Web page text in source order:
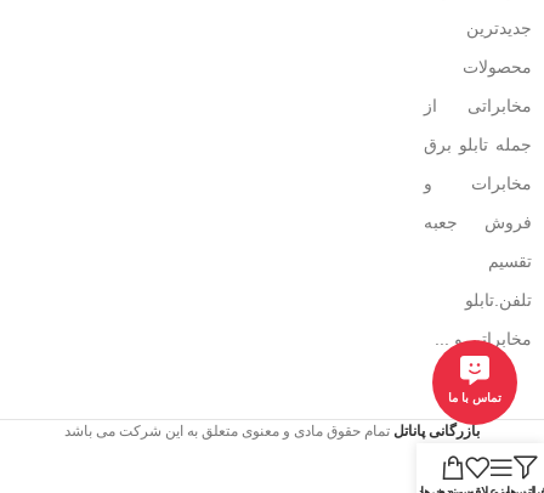
جدیدترین
محصولات
مخابراتی از
جمله تابلو برق
مخابرات و
فروش جعبه
تقسیم
تلفن.تابلو
مخابراتی و ...
بازرگانی پاناتل تمام حقوق مادی و معنوی متعلق به این شرکت می باشد
تماس با ما